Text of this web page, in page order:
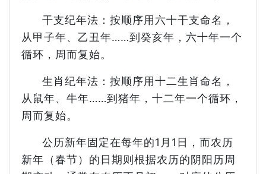
干支纪年法：按顺序用六十干支命名，
从甲子年、乙丑年……到癸亥年，六十年一个
循环，周而复始。
生肖纪年法：按顺序用十二生肖命名，
从鼠年、牛年……到猪年，十二年一个循环，
周而复始。
公历新年固定在每年的1月1日，而农历
新年（春节）的日期则根据农历的阴阳历周